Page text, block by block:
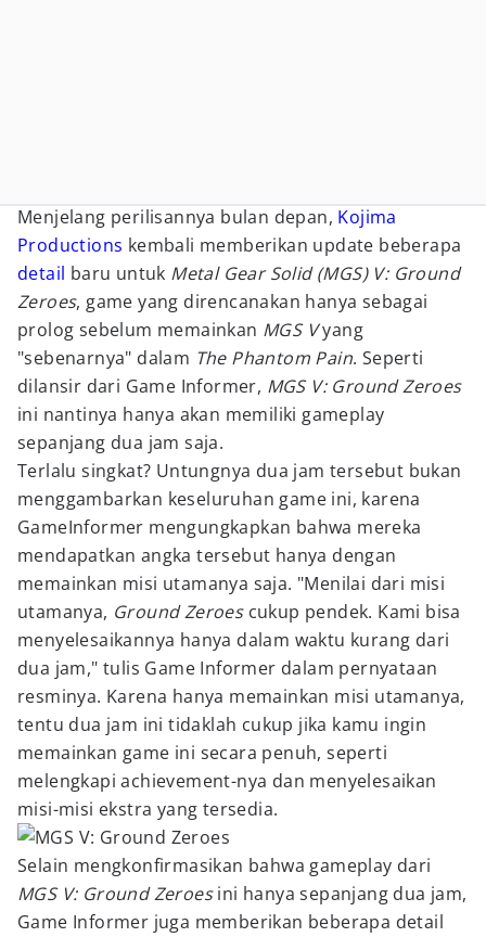
Menjelang perilisannya bulan depan, Kojima
Productions kembali memberikan update beberapa
detail baru untuk Metal Gear Solid (MGS) V: Ground
Zeroes, game yang direncanakan hanya sebagai
prolog sebelum memainkan MGS Vyang
"sebenarnya" dalam The Phantom Pain. Seperti
dilansir dari Game Informer, MGS V: Ground Zeroes
ini nantinya hanya akan memiliki gameplay
sepanjang dua jam saja.
Terlalu singkat? Untungnya dua jam tersebut bukan
menggambarkan keseluruhan game ini, karena
GameInformer mengungkapkan bahwa mereka
mendapatkan angka tersebut hanya dengan
memainkan misi utamanya saja. "Menilai dari misi
utamanya, Ground Zeroescukup pendek. Kami bisa
menyelesaikannya hanya dalam waktu kurang dari
dua jam," tulis Game Informer dalam pernyataan
resminya. Karena hanya memainkan misi utamanya,
tentu dua jam ini tidaklah cukup jika kamu ingin
memainkan game ini secara penuh, seperti
melengkapi achievement-nya dan menyelesaikan
misi-misi ekstra yang tersedia.
Selain mengkonfirmasikan bahwa gameplay dari
MGS V: Ground Zeroesini hanya sepanjang dua jam,
Game Informer juga memberikan beberapa detail